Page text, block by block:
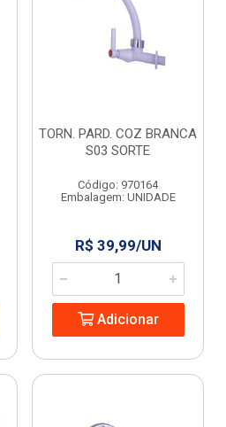
TORN. PARD. COZ BRANCA
S03 SORTE
Código: 970164
Embalagem: UNIDADE
R$ 39,99/UN
Adicionar